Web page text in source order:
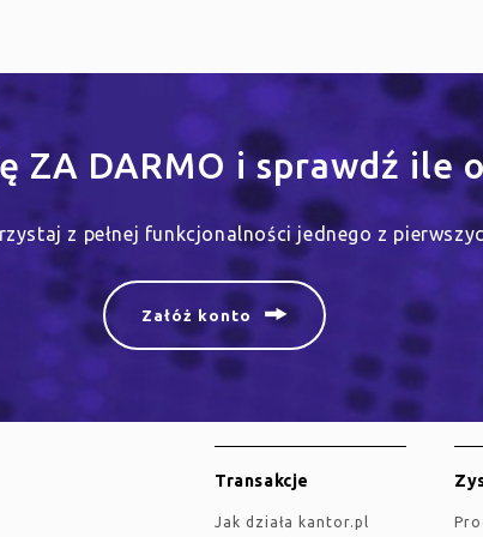
ZA DARMO i sprawdź ile
z pełnej funkcjonalności jednego z
Załóż konto
Transakcje
jak działa kantor.pl